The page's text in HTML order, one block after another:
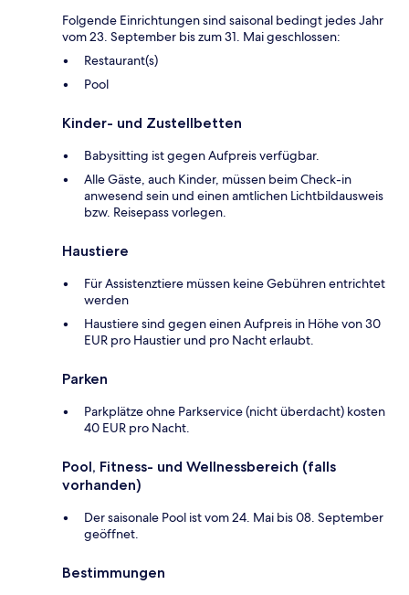
Folgende Einrichtungen sind saisonal bedingt jedes Jahr
vom 23. September bis zum 31. Mai geschlossen:
Restaurant(s)
Pool
Kinder- und Zustellbetten
Babysitting ist gegen Aufpreis verfügbar.
Alle Gäste, auch Kinder, müssen beim Check-in
anwesend sein und einen amtlichen Lichtbildausweis
bzw. Reisepass vorlegen.
Haustiere
Für Assistenztiere müssen keine Gebühren entrichtet
werden
Haustiere sind gegen einen Aufpreis in Höhe von 30
EUR pro Haustier und pro Nacht erlaubt.
Parken
Parkplätze ohne Parkservice (nicht überdacht) kosten
40 EUR pro Nacht.
Pool, Fitness- und Wellnessbereich (falls
vorhanden)
Der saisonale Pool ist vom 24. Mai bis 08. September
geöffnet.
Bestimmungen